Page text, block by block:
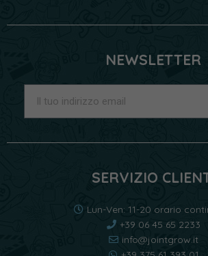
NEWSLETTER
SERVIZIO
Lun-Ven: 11-20 orario
+39 06 45 65 2233
info@jointgrow.it